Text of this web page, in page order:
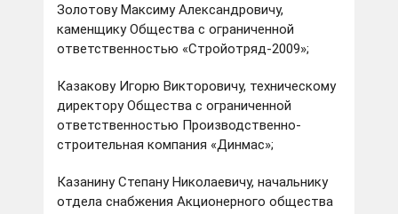
Золотову Максиму Александровичу,
каменщику Общества с ограниченной
ответственностью «Стройотряд-2009»;
Казакову Игорю Викторовичу, техническому
директору Общества с ограниченной
ответственностью Производственно-
строительная компания «Динмас»;
Казанину Степану Николаевичу, начальнику
отдела снабжения Акционерного общества